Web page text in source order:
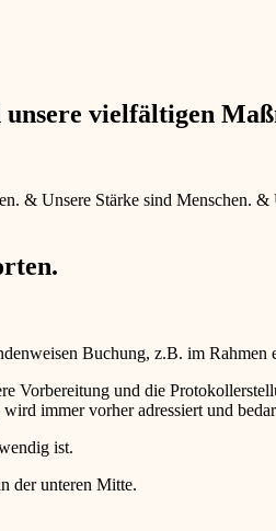
vielfältigen
& Unsere Stärke sind Menschen. &
Buchung, z.B. im
Vorbereitung und die
immer vorher adressiert und
ist.
der unteren Mitte.